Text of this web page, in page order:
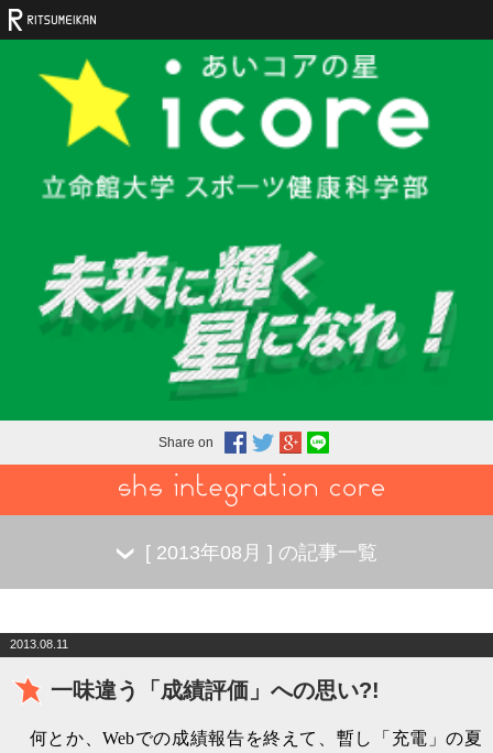
Share on
[ 2013年08月 ] の記事一覧
2013.08.11
一味違う「成績評価」への思い?!
何とか、Webでの成績報告を終えて、暫し「充電」の夏